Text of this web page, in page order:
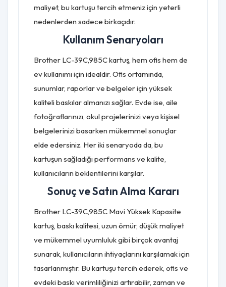
maliyet, bu kartuşu tercih etmeniz için yeterli
nedenlerden sadece birkaçıdır.
Kullanım Senaryoları
Brother LC-39C,985C kartuş, hem ofis hem de
ev kullanımı için idealdir. Ofis ortamında,
sunumlar, raporlar ve belgeler için yüksek
kaliteli baskılar almanızı sağlar. Evde ise, aile
fotoğraflarınızı, okul projelerinizi veya kişisel
belgelerinizi basarken mükemmel sonuçlar
elde edersiniz. Her iki senaryoda da, bu
kartuşun sağladığı performans ve kalite,
kullanıcıların beklentilerini karşılar.
Sonuç ve Satın Alma Kararı
Brother LC-39C,985C Mavi Yüksek Kapasite
kartuş, baskı kalitesi, uzun ömür, düşük maliyet
ve mükemmel uyumluluk gibi birçok avantaj
sunarak, kullanıcıların ihtiyaçlarını karşılamak için
tasarlanmıştır. Bu kartuşu tercih ederek, ofis ve
evdeki baskı verimliliğinizi artırabilir, zaman ve